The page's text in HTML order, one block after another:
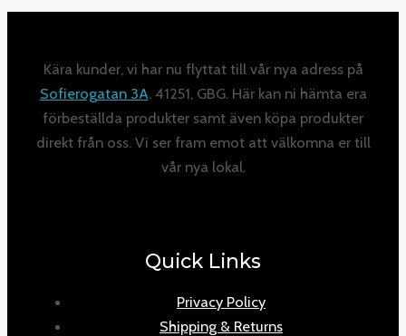
Kära kunder, vi har nu flyttat till vår nya adress på
Sofierogatan 3A. 41251, GBG. Här kan ni hämta era
förbeställda produkter samt även köpa produkter
direkt från oss. Vi ser fram emot att välkomna er till
vår nya lokal.
Quick Links
Privacy Policy
Shipping & Returns